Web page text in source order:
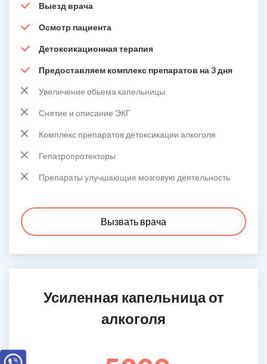
Выезд врача
Осмотр пациента
Детоксикационная терапия
Предоставляем комплекс препаратов на 3 дня
Увеличение обьема капельницы
Снятие и описание ЭКГ
Комплекс препаратов детоксикации алкоголя
Гепатропротекторы
Препараты улучшающие мозговую деятельность
Вызвать врача
Усиленная капельница от
алкоголя